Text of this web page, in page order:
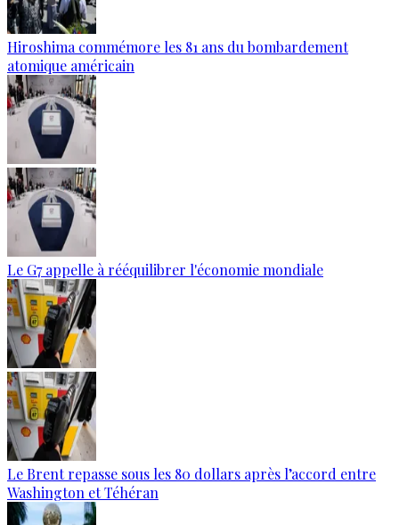
Hiroshima commémore les 81 ans du bombardement
atomique américain
Le G7 appelle à rééquilibrer l'économie mondiale
Le Brent repasse sous les 80 dollars après l’accord entre
Washington et Téhéran